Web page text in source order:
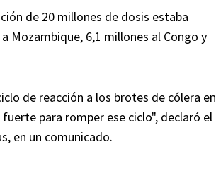
de 20 millones de dosis estaba
Mozambique, 6,1 millones al Congo y
de reacción a los brotes de cólera en
para romper ese ciclo", declaró el
en un comunicado.